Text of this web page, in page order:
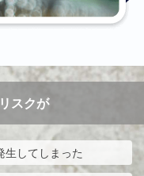
スクが
生してしまった